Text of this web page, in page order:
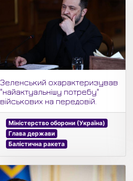
Зеленський охарактеризував
"найактуальнішу потребу"
військових на передовій.
Міністерство оборони (Україна)
Глава держави
Балістична ракета